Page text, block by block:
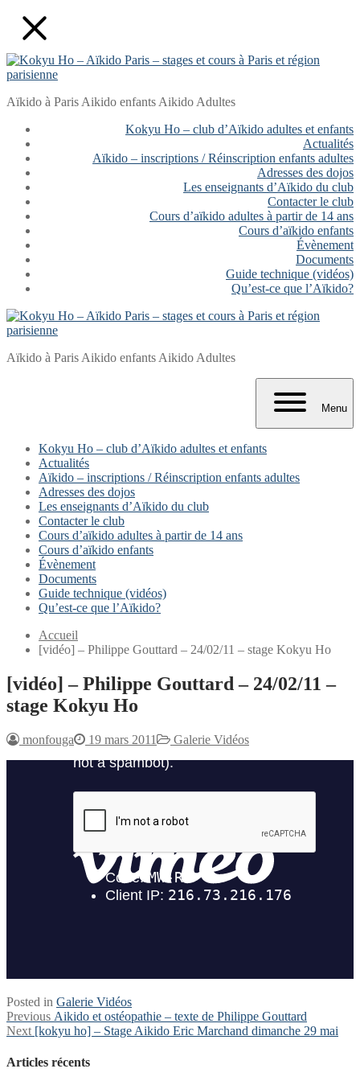
contenu
Menu
Aïkido à Paris Aikido enfants Aikido Adultes
Kokyu Ho – club d’Aïkido adultes et enfants
Actualités
Aïkido – inscriptions / Réinscription enfants adultes
Adresses des dojos
Les enseignants d’Aïkido du club
Contacter le club
Cours d’aïkido adultes à partir de 14 ans
Cours d’aïkido enfants
Évènement
Documents
Guide technique (vidéos)
Qu’est-ce que l’Aïkido?
Aïkido à Paris Aikido enfants Aikido Adultes
Menu
Kokyu Ho – club d’Aïkido adultes et enfants
Actualités
Aïkido – inscriptions / Réinscription enfants adultes
Adresses des dojos
Les enseignants d’Aïkido du club
Contacter le club
Cours d’aïkido adultes à partir de 14 ans
Cours d’aïkido enfants
Évènement
Documents
Guide technique (vidéos)
Qu’est-ce que l’Aïkido?
Accueil
[vidéo] – Philippe Gouttard – 24/02/11 – stage Kokyu Ho
[vidéo] – Philippe Gouttard – 24/02/11 –
stage Kokyu Ho
monfouga 19 mars 2011 Galerie Vidéos
Posted in Galerie Vidéos
Navigation
de
l’article
Previous Previous
post:
Aikido et ostéopathie – texte de Philippe Gouttard
Next Next
[kokyu ho] – Stage Aikido Eric Marchand dimanche 29 mai
Articles récents